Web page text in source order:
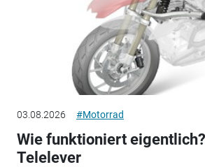
03.08.2026 #Motorrad
Wie funktioniert
Telelever